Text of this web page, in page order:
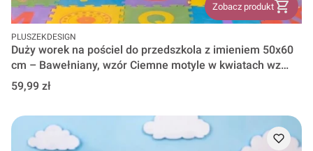
Zobacz produkt
PRODUCENT
PLUSZEKDESIGN
Duży worek na pościel do przedszkola z imieniem 50x60
cm – Bawełniany, wzór Ciemne motyle w kwiatach wz
1573
Cena
59,99 zł